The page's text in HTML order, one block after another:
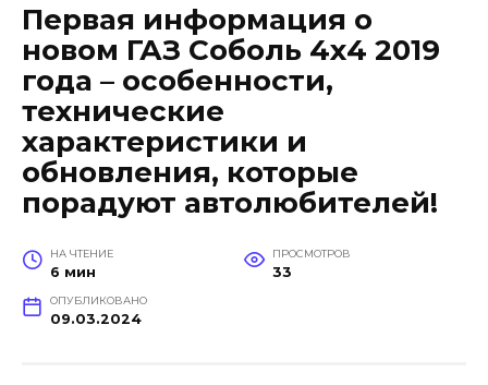
Первая информация о
новом ГАЗ Соболь 4х4 2019
года – особенности,
технические
характеристики и
обновления, которые
порадуют автолюбителей!
НА ЧТЕНИЕ
6 мин
ПРОСМОТРОВ
33
ОПУБЛИКОВАНО
09.03.2024